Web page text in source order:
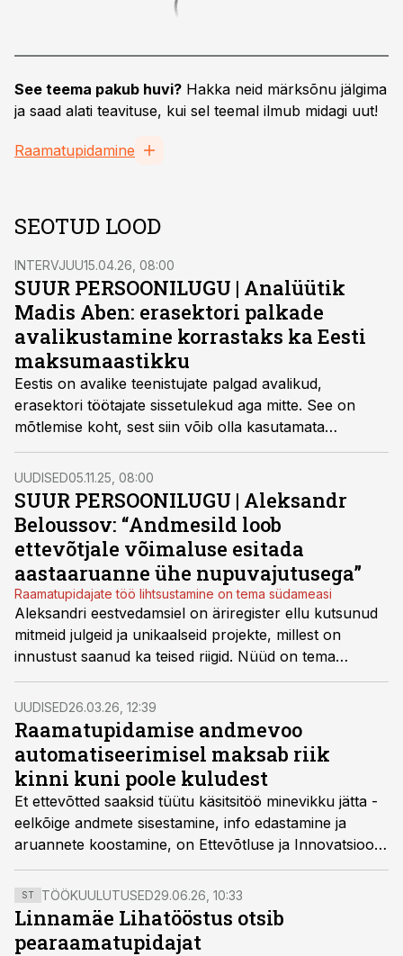
See teema pakub huvi? Hakka neid märksõnu jälgima
ja saad alati teavituse, kui sel teemal ilmub midagi uut!
Raamatupidamine
SEOTUD LOOD
INTERVJUU15.04.26, 08:00
SUUR PERSOONILUGU | Analüütik
Madis Aben: erasektori palkade
avalikustamine korrastaks ka Eesti
maksumaastikku
Eestis on avalike teenistujate palgad avalikud,
erasektori töötajate sissetulekud aga mitte. See on
mõtlemise koht, sest siin võib olla kasutamata
potentsiaali, et maksukoormuse jaguneks õiglasemalt,
arutleb Madis Aben, rahandusministeeriumi
fiskaalpoliitika analüütik.
UUDISED05.11.25, 08:00
SUUR PERSOONILUGU | Aleksandr
Beloussov: “Andmesild loob
ettevõtjale võimaluse esitada
aastaaruanne ühe nupuvajutusega”
Raamatupidajate töö lihtsustamine on tema südameasi
Aleksandri eestvedamsiel on äriregister ellu kutsunud
mitmeid julgeid ja unikaalseid projekte, millest on
innustust saanud ka teised riigid. Nüüd on tema
meeskonnal käsil arendus, mis toob pöördelisi
muudatusi andmevahetuses riigiga.
UUDISED26.03.26, 12:39
Raamatupidamise andmevoo
automatiseerimisel maksab riik
kinni kuni poole kuludest
Et ettevõtted saaksid tüütu käsitsitöö minevikku jätta -
eelkõige andmete sisestamine, info edastamine ja
aruannete koostamine, on Ettevõtluse ja Innovatsiooni
Sihtasutusel kolm toetusmeedet kokku summas 10
miljonit eurot.
ST TÖÖKUULUTUSED29.06.26, 10:33
Linnamäe Lihatööstus otsib
pearaamatupidajat